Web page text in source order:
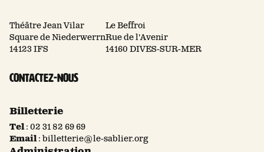
Théâtre Jean Vilar
Square de Niederwerrn
14123 IFS
Le Beffroi
Rue de l'Avenir
14160 DIVES-SUR-MER
Contactez-nous
Billetterie
Tel: 02 31 82 69 69
Email:billetterie@le-sablier.org